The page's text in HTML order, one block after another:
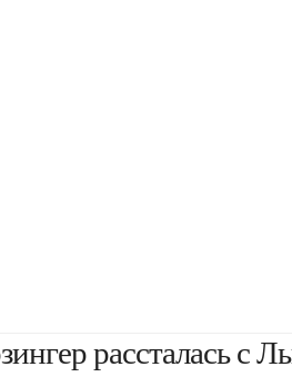
рассталась с